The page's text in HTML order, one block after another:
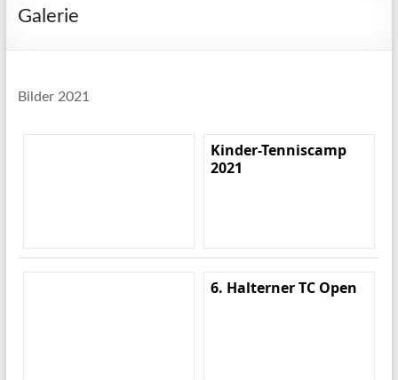
Galerie
Bilder 2021
Kinder-Tenniscamp
2021
6. Halterner TC Open